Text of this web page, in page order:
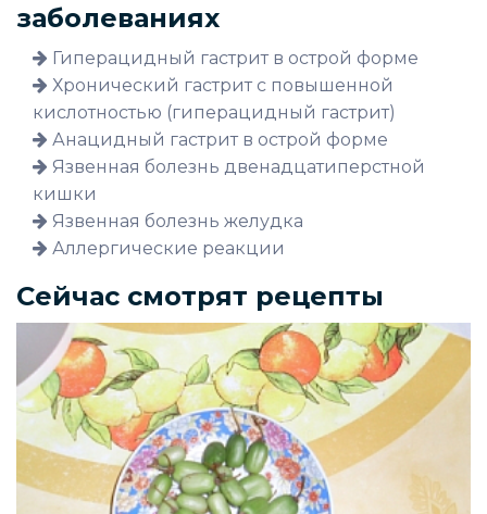
заболеваниях
Гиперацидный гастрит в острой форме
Хронический гастрит с повышенной
кислотностью (гиперацидный гастрит)
Анацидный гастрит в острой форме
Язвенная болезнь двенадцатиперстной
кишки
Язвенная болезнь желудка
Аллергические реакции
Сейчас смотрят рецепты